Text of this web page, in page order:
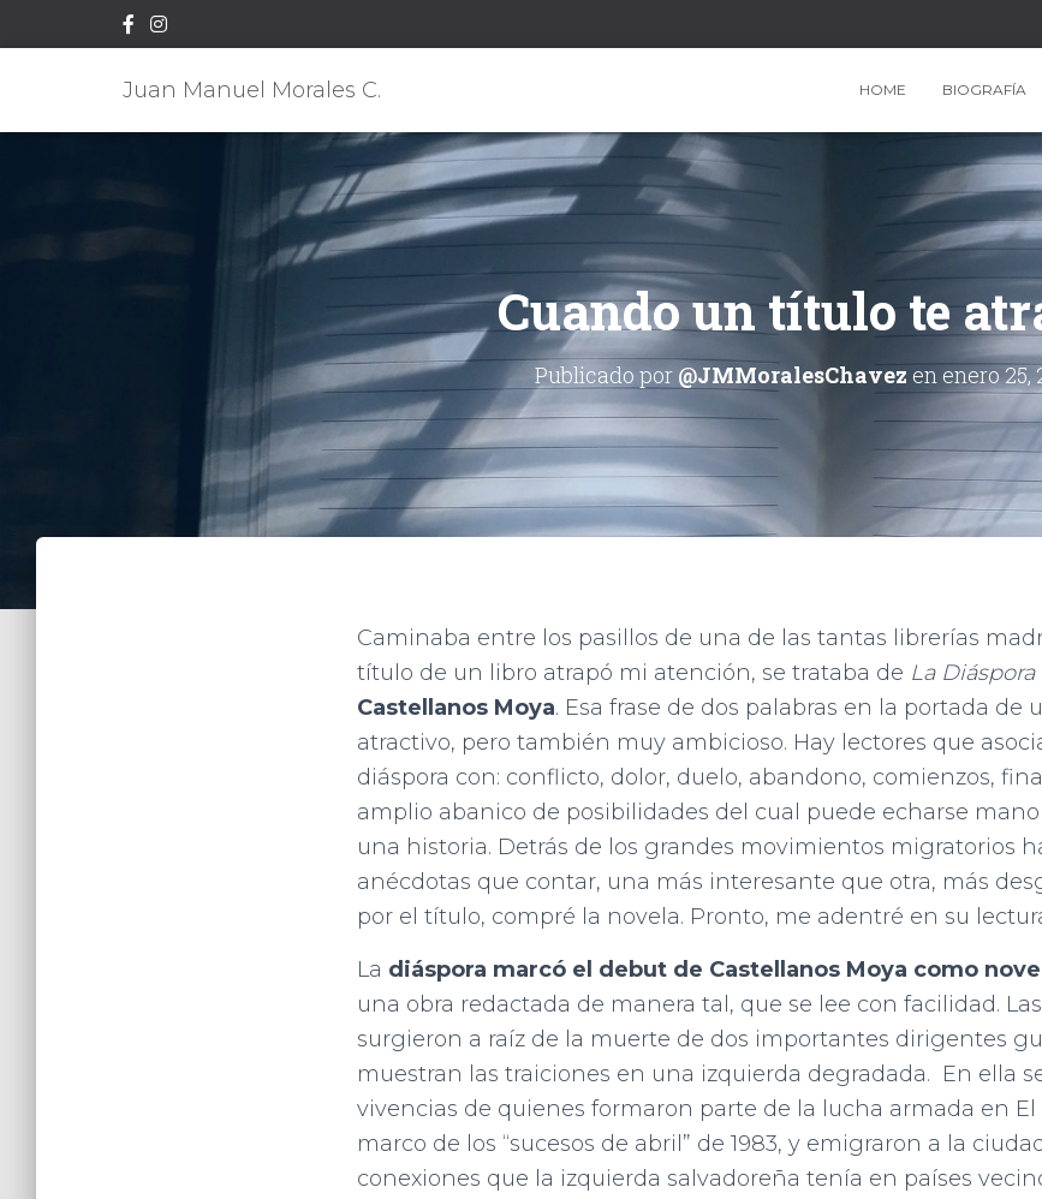
Juan Manuel Morales C. HOME BIOGRAFÍA
Cuando un título te
Publicado por @JMMoralesChavez enenero 25,
Caminaba entre los pasillos de una de las tantas librerías
título de un libro atrapó mi atención, se trataba de La Diáspora
Castellanos Moya. Esa frase de dos palabras en la portada de
atractivo, pero también muy ambicioso. Hay lectores que
diáspora con: conflicto, dolor, duelo, abandono, comienzos,
amplio abanico de posibilidades del cual puede echarse
una historia. Detrás de los grandes movimientos migratorios
anécdotas que contar, una más interesante que otra, más
por el título, compré la novela. Pronto, me adentré en su
La diáspora marcó el debut de Castellanos Moya como
una obra redactada de manera tal, que se lee con facilidad.
surgieron a raíz de la muerte de dos importantes dirigentes
muestran las traiciones en una izquierda degradada. En ella
vivencias de quienes formaron parte de la lucha armada en El
marco de los “sucesos de abril” de 1983, y emigraron a la
conexiones que la izquierda salvadoreña tenía en países